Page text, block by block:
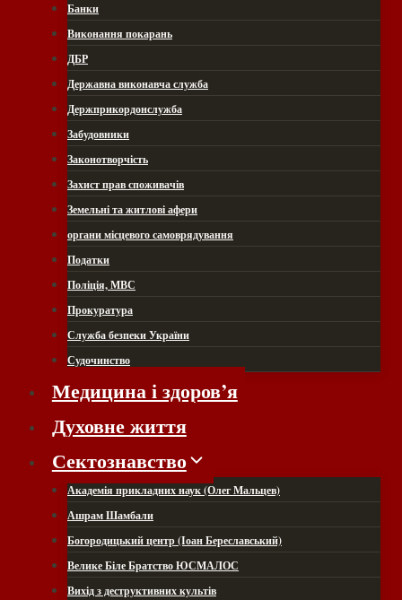
Банки
Виконання покарань
ДБР
Державна виконавча служба
Держприкордонслужба
Забудовники
Законотворчість
Захист прав споживачів
Земельні та житлові афери
органи місцевого самоврядування
Податки
Поліція, МВС
Прокуратура
Служба безпеки України
Судочинство
Медицина і здоров’я
Духовне життя
Сектознавство
Академія прикладних наук (Олег Мальцев)
Ашрам Шамбали
Богородицький центр (Іоан Береславський)
Велике Біле Братство ЮСМАЛОС
Вихід з деструктивних культів